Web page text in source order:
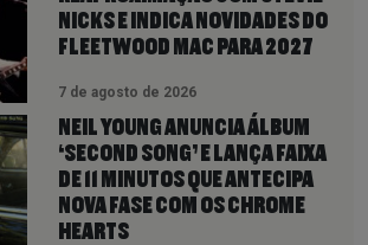
NICKS E INDICA NOVIDADES DO
FLEETWOOD MAC PARA 2027
7 de agosto de 2026
NEIL YOUNG ANUNCIA ÁLBUM
‘SECOND SONG’ E LANÇA FAIXA
DE 11 MINUTOS QUE ANTECIPA
NOVA FASE COM OS CHROME
HEARTS